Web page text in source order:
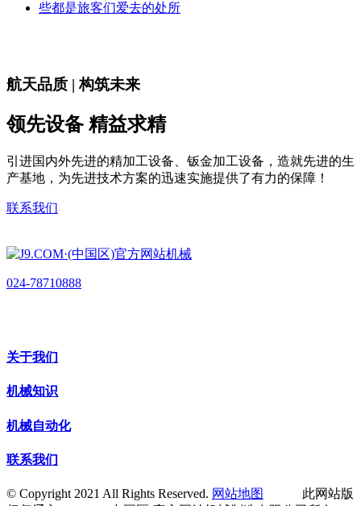
些都是旅客们爱去的处所
航天品质 | 构筑未来
领先设备 精益求精
引进国内外先进的精加工设备、钣金加工设备，造就先进的生
产基地，为先进技术方案的迅速实施提供了有力的保障！
联系我们
024-78710888
关于我们
机械知识
机械自动化
联系我们
© Copyright 2021 All Rights Reserved. 网站地图
此网站版